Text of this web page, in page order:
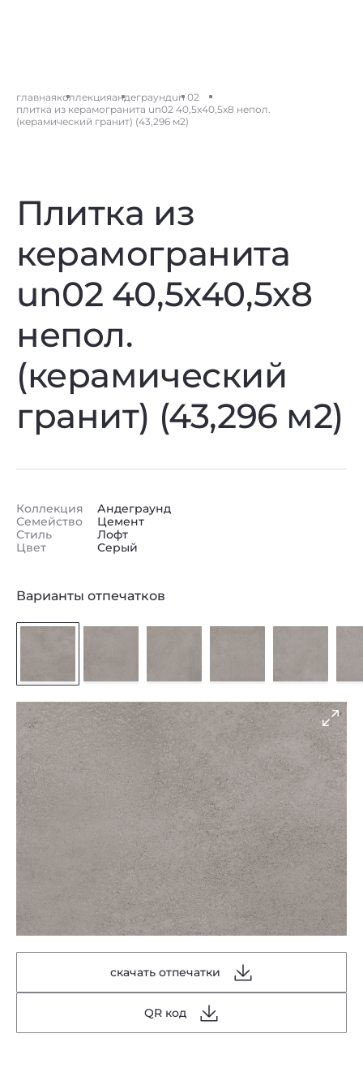
главнаяколлекцияандеграундun 02
плитка из керамогранита un02 40,5x40,5х8 непол.
(керамический гранит) (43,296 м2)
Плитка из
керамогранита
un02 40,5x40,5х8
непол.
(керамический
гранит) (43,296 м2)
Коллекция
Семейство
Стиль
Цвет
Андеграунд
Цемент
Лофт
Серый
Варианты отпечатков
скачать отпечатки
QR код